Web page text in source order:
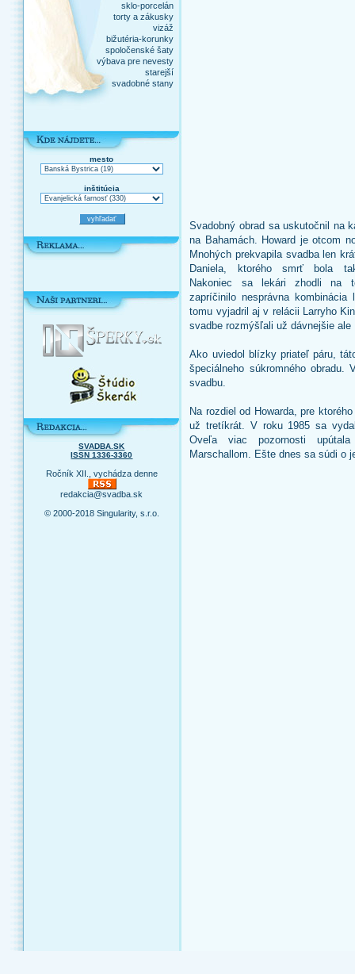
sklo-porcelán
torty a zákusky
vizáž
bižutéria-korunky
spoločenské šaty
výbava pre nevesty
starejší
svadobné stany
mesto
inštitúcia
SVADBA.SK
ISSN 1336-3360
Ročník XII., vychádza denne
redakcia@svadba.sk
© 2000-2018 Singularity, s.r.o.
Svadobný obrad sa uskutočnil na
na Bahamách. Howard je otcom
Mnohých prekvapila svadba len
Daniela, ktorého smrť bola
Nakoniec sa lekári zhodli na
zapríčinilo nesprávna
tomu vyjadril aj v relácii Larryho
svadbe rozmýšľali už dávnejšie
Ako uviedol blízky priateľ páru,
špeciálneho súkromného obradu.
svadbu.
Na rozdiel od Howarda, pre
už tretíkrát. V roku 1985 sa
Oveľa viac pozornosti
Marschallom. Ešte dnes sa súdi o